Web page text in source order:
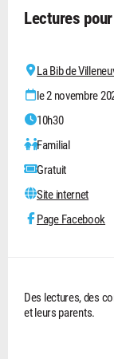
Lectures
La Bib de
le 2 novembre
10h30
Familial
Gratuit
Site internet
Page Facebook
Des lectures, des
et leurs parents.